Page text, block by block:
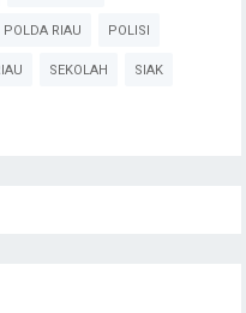
POLDA RIAU POLISI
SEKOLAH SIAK